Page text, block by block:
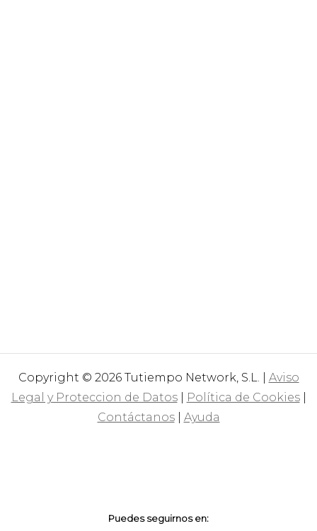
Copyright © 2026 Tutiempo Network, S.L. | Aviso
Legal y Proteccion de Datos| Política de Cookies|
Contáctanos| Ayuda
Puedes seguirnos en: